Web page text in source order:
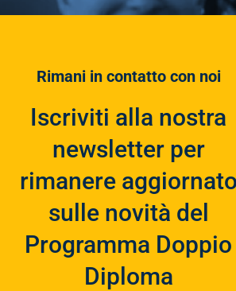
Rimani in contatto con noi
Iscriviti alla nostra
newsletter per
rimanere aggiornato
sulle novità del
Programma Doppio
Diploma